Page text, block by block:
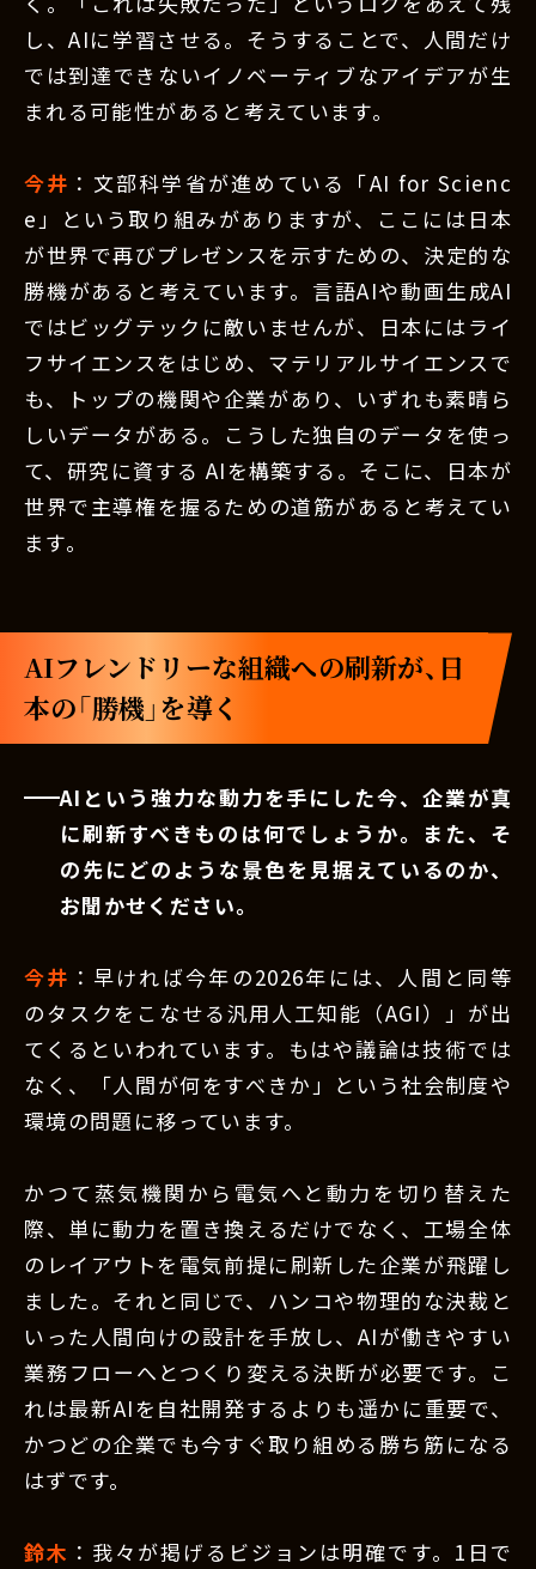
し、AIに学習させる。そうすることで、人間だけ
では到達できないイノベーティブなアイデアが生
まれる可能性があると考えています。
今井 ：文部科学省が進めている「AI for Scienc
e」という取り組みがありますが、ここには日本
が世界で再びプレゼンスを示すための、決定的な
勝機があると考えています。言語AIや動画生成AI
ではビッグテックに敵いませんが、日本にはライ
フサイエンスをはじめ、マテリアルサイエンスで
も、トップの機関や企業があり、いずれも素晴ら
しいデータがある。こうした独自のデータを使っ
て、研究に資する AIを構築する。そこに、日本が
世界で主導権を握るための道筋があると考えてい
ます。
AIフレンドリーな組織への刷新が、日
本の「勝機」を導く
AIという強力な動力を手にした今、企業が真
に刷新すべきものは何でしょうか。また、そ
の先にどのような景色を見据えているのか、
お聞かせください。
今井 ：早ければ今年の2026年には、人間と同等
のタスクをこなせる汎用人工知能（AGI）」が出
てくるといわれています。もはや議論は技術では
なく、「人間が何をすべきか」という社会制度や
環境の問題に移っています。
かつて蒸気機関から電気へと動力を切り替えた
際、単に動力を置き換えるだけでなく、工場全体
のレイアウトを電気前提に刷新した企業が飛躍し
ました。それと同じで、ハンコや物理的な決裁と
いった人間向けの設計を手放し、AIが働きやすい
業務フローへとつくり変える決断が必要です。こ
れは最新AIを自社開発するよりも遥かに重要で、
かつどの企業でも今すぐ取り組める勝ち筋になる
はずです。
鈴木 ：我々が掲げるビジョンは明確です。1日で